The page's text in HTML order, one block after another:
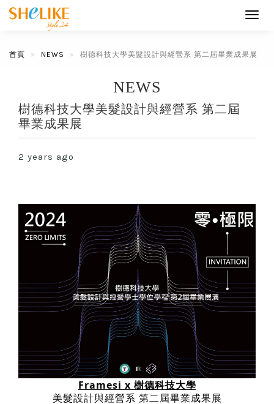
首頁 NEWS 樹德科技大學美髮設計與經營系 第二屆畢業成果展
NEWS
樹德科技大學美髮設計與經營系 第二屆
畢業成果展
2 years ago
Framesi x 樹德科技大學
美髮設計與經營系 第二屆畢業成果展